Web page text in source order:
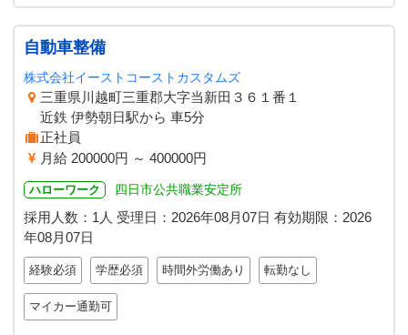
自動車整備
株式会社イーストコーストカスタムズ
三重県川越町三重郡大字当新田３６１番１
近鉄 伊勢朝日駅から 車5分
正社員
月給 200000円 ～ 400000円
ハローワーク 四日市公共職業安定所
採用人数：1人 受理日： 2026年08月07日 有効期限： 2026
年08月07日
経験必須 学歴必須 時間外労働あり 転勤なし
マイカー通勤可